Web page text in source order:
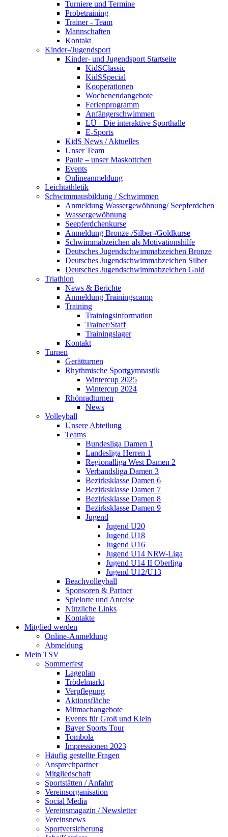
Turniere und Termine
Probetraining
Trainer - Team
Mannschaften
Kontakt
Kinder-/Jugendsport
Kinder- und Jugendsport Startseite
KidSClassic
KidSSpecial
Kooperationen
Wochenendangebote
Ferienprogramm
Anfängerschwimmen
LÜ - Die interaktive Sporthalle
E-Sports
KidS News / Aktuelles
Unser Team
Paule – unser Maskottchen
Events
Onlineanmeldung
Leichtathletik
Schwimmausbildung / Schwimmen
Anmeldung Wassergewöhnung/ Seepferdchen
Wassergewöhnung
Seepferdchenkurse
Anmeldung Bronze-/Silber-/Goldkurse
Schwimmabzeichen als Motivationshilfe
Deutsches Jugendschwimmabzeichen Bronze
Deutsches Jugendschwimmabzeichen Silber
Deutsches Jugendschwimmabzeichen Gold
Triathlon
News & Berichte
Anmeldung Trainingscamp
Training
Trainingsinformation
Trainer/Staff
Trainingslager
Kontakt
Turnen
Gerätturnen
Rhythmische Sportgymnastik
Wintercup 2025
Wintercup 2024
Rhönradturnen
News
Volleyball
Unsere Abteilung
Teams
Bundesliga Damen 1
Landesliga Herren 1
Regionalliga West Damen 2
Verbandsliga Damen 3
Bezirksklasse Damen 6
Bezirksklasse Damen 7
Bezirksklasse Damen 8
Bezirksklasse Damen 9
Jugend
Jugend U20
Jugend U18
Jugend U16
Jugend U14 NRW-Liga
Jugend U14 II Oberliga
Jugend U12/U13
Beachvolleyball
Sponsoren & Partner
Spielorte und Anreise
Nützliche Links
Kontakte
Mitglied werden
Online-Anmeldung
Abmeldung
Mein TSV
Sommerfest
Lageplan
Trödelmarkt
Verpflegung
Aktionsfläche
Mitmachangebote
Events für Groß und Klein
Bayer Sports Tour
Tombola
Impressionen 2023
Häufig gestellte Fragen
Ansprechpartner
Mitgliedschaft
Sportstätten / Anfahrt
Vereinsorganisation
Social Media
Vereinsmagazin / Newsletter
Vereinsnews
Sportversicherung